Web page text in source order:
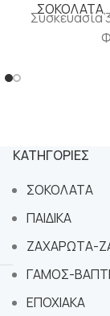
ΣΟΚΟΛΑΤΑ,
Συσκευασία
ΚΑΤΗΓΟΡΙΕΣ
ΣΟΚΟΛΑΤΑ
ΠΑΙΔΙΚΑ
ΖΑΧΑΡΩΤΑ-
ΓΑΜΟΣ-
ΕΠΟΧΙΑΚΑ